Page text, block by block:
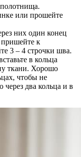
или прошейте
них один конец
пришейте к
3 – 4 строчки шва.
в кольца
ткани. Хорошо
чтобы не
через два кольца и в